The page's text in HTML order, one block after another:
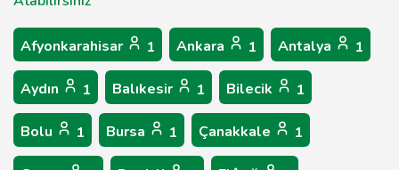
Afyonkarahisar 1 Ankara 1 Antalya 1
Aydın 1 Balıkesir 1 Bilecik 1
Bolu 1 Bursa 1 Çanakkale 1